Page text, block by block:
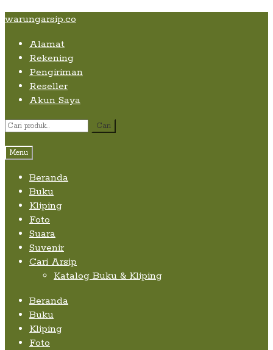
Skip
content
Skip
navigation
Skip
content
warungarsip.co
Alamat
Rekening
Pengiriman
Reseller
Akun Saya
Pencarian
Cari
Menu
Beranda
Buku
Kliping
Foto
Suara
Suvenir
Cari Arsip
Katalog Buku & Kliping
Beranda
Buku
Kliping
Foto